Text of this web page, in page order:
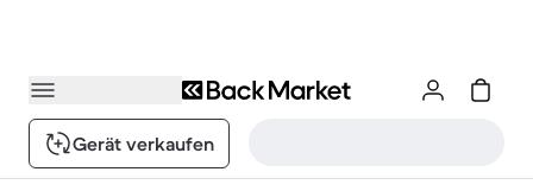
Gerät verkaufen